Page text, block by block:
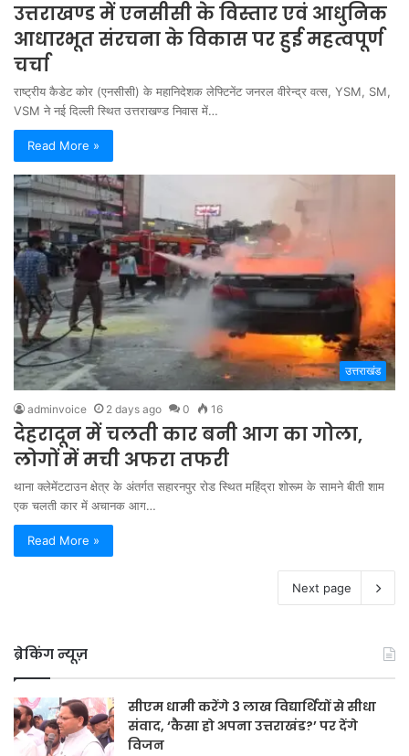
उत्तराखण्ड में एनसीसी के विस्तार एवं आधुनिक
आधारभूत संरचना के विकास पर हुई महत्वपूर्ण
चर्चा
राष्ट्रीय कैडेट कोर (एनसीसी) के महानिदेशक लेफ्टिनेंट जनरल वीरेन्द्र वत्स, YSM, SM,
VSM ने नई दिल्ली स्थित उत्तराखण्ड निवास में…
Read More »
उत्तराखंड
adminvoice 2 days ago 0 16
देहरादून में चलती कार बनी आग का गोला,
लोगों में मची अफरा तफरी
थाना क्लेमेंटटाउन क्षेत्र के अंतर्गत सहारनपुर रोड स्थित महिंद्रा शोरूम के सामने बीती शाम
एक चलती कार में अचानक आग…
Read More »
Next page
ब्रेकिंग न्यूज़
सीएम धामी करेंगे 3 लाख विद्यार्थियों से सीधा
संवाद, ‘कैसा हो अपना उत्तराखंड?’ पर देंगे
विजन